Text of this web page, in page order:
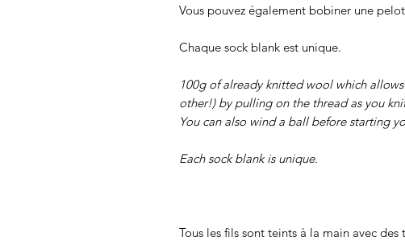
Vous pouvez également bobiner une
Chaque sock blank est unique.
100g of already knitted wool which
other!) by pulling on the thread as you
You can also wind a ball before starting
Each sock blank is unique.
Tous les fils sont teints à la main avec